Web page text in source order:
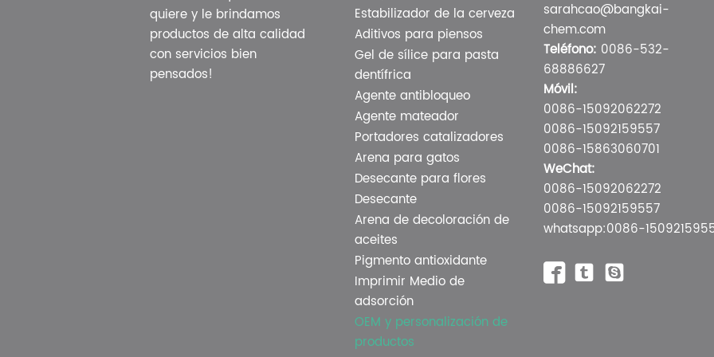
quiere y le brindamos
productos de alta calidad
con servicios bien
pensados!
Estabilizador de la cerveza
Aditivos para piensos
Gel de sílice para pasta
dentífrica
Agente antibloqueo
Agente mateador
Portadores catalizadores
Arena para gatos
Desecante para flores
Desecante
Arena de decoloración de
aceites
Pigmento antioxidante
Imprimir Medio de
adsorción
OEM y personalización de
productos
sarahcao@bangkai-
chem.com
Teléfono: 0086-532-
68886627
Móvil:
0086-15092062272
0086-15092159557
0086-15863060701
WeChat:
0086-15092062272
0086-15092159557
whatsapp:0086-
  